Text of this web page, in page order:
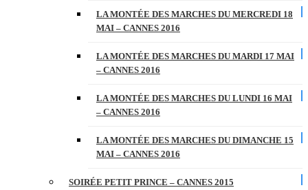
LA MONTÉE DES MARCHES DU MERCREDI 18
MAI – CANNES 2016
LA MONTÉE DES MARCHES DU MARDI 17 MAI
– CANNES 2016
LA MONTÉE DES MARCHES DU LUNDI 16 MAI
– CANNES 2016
LA MONTÉE DES MARCHES DU DIMANCHE 15
MAI – CANNES 2016
SOIRÉE PETIT PRINCE – CANNES 2015